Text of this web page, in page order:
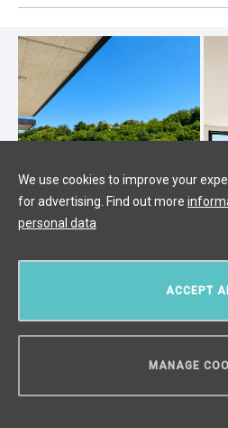
Роскошная квартира
Прага 4 - 136м2
4 + KK /
ACCEPT
MANAGE
We use cookies to improve your
for advertising. Find out more
personal data